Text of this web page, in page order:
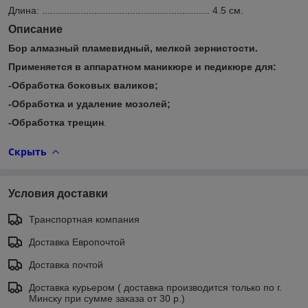
Длина: ............................................................. 4.5 см.
Описание
Бор алмазный пламевидный, мелкой зернистости.
Применяется в аппаратном маникюре и педикюре для:
-Обработка боковых валиков;
-Обработка и удаление мозолей;
-Обработка трещин
Скрыть
Условия доставки
Транспортная компания
Доставка Европочтой
Доставка почтой
Доставка курьером ( доставка производится только по г.
Минску при сумме заказа от 30 р.)